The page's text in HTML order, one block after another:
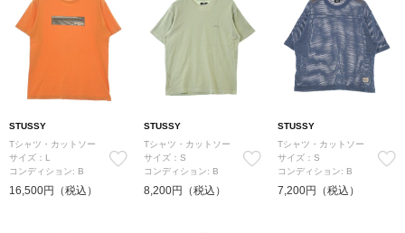
STUSSY
Tシャツ・カットソー
サイズ：L
コンディション: B
16,500円（税込）
STUSSY
Tシャツ・カットソー
サイズ：S
コンディション: B
8,200円（税込）
STUSSY
Tシャツ・カットソー
サイズ：S
コンディション: B
7,200円（税込）